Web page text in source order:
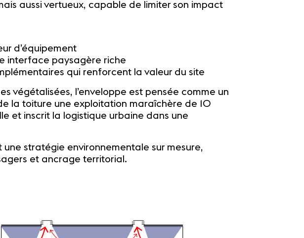
aussi vertueux, capable de limiter son impact
d’équipement
interface paysagère riche
qui renforcent la valeur du site
végétalisées, l’enveloppe est pensée comme un
la toiture une exploitation maraîchère de 10
et inscrit la logistique urbaine dans une
stratégie environnementale sur mesure,
et ancrage territorial.